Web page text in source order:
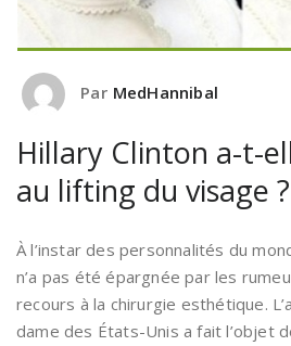
Par MedHannibal
Hillary Clinton a-t-
au lifting du visage ?
À l’instar des personnalités du
n’a pas été épargnée par les
recours à la chirurgie esthétique.
dame des États-Unis a fait l’objet